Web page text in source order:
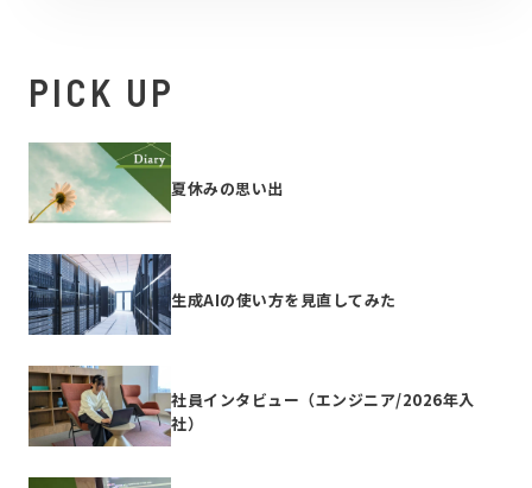
PICK UP
夏休みの思い出
生成AIの使い方を見直してみた
社員インタビュー（エンジニア/2026年入
社）